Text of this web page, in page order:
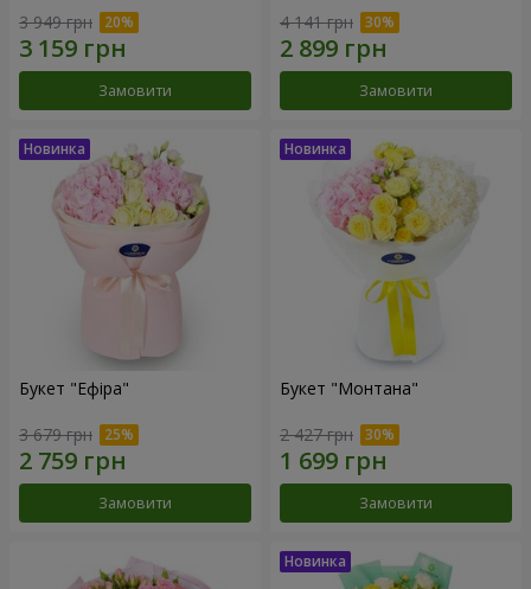
3 949 грн
Замовити
4 141 грн
Замовити
Букет "Ефіра"
3 679 грн
Замовити
Букет "Монтана"
2 427 грн
Замовити